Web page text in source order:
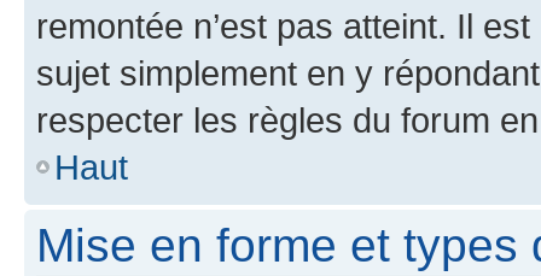
remontée n’est pas atteint. Il
sujet simplement en y
respecter les règles du forum
Haut
Mise en forme et types